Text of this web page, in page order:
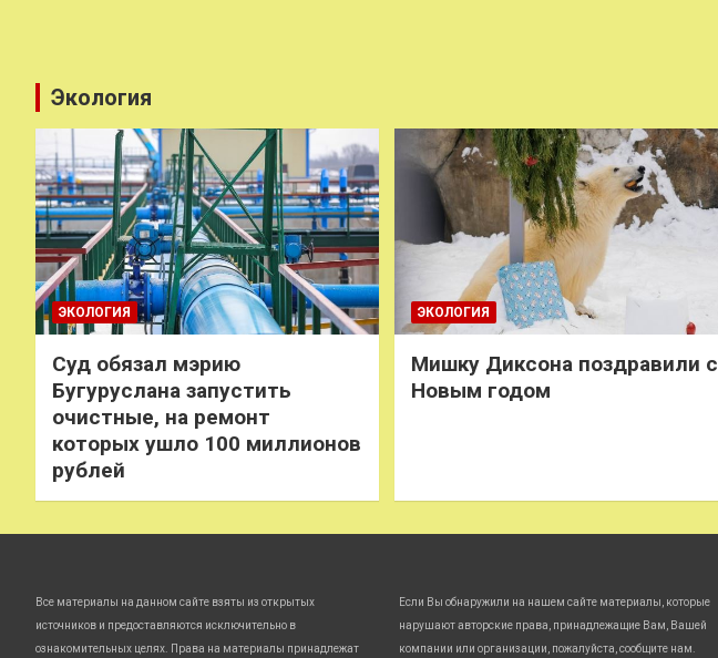
Экология
ЭКОЛОГИЯ
Суд обязал мэрию
Бугуруслана запустить
очистные, на ремонт
которых ушло 100 миллионов
рублей
ЭКОЛОГИЯ
Мишку Диксона поздравили с
Новым годом
Все материалы на данном сайте взяты из открытых
источников и предоставляются исключительно в
ознакомительных целях. Права на материалы принадлежат
Если Вы обнаружили на нашем сайте материалы, которые
нарушают авторские права, принадлежащие Вам, Вашей
компании или организации, пожалуйста, сообщите нам.